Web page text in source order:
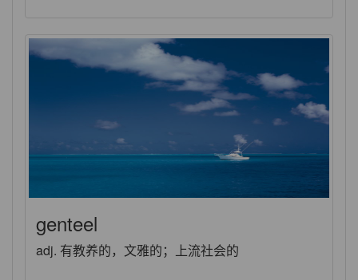
genteel
adj. 有教养的，文雅的；上流社会的